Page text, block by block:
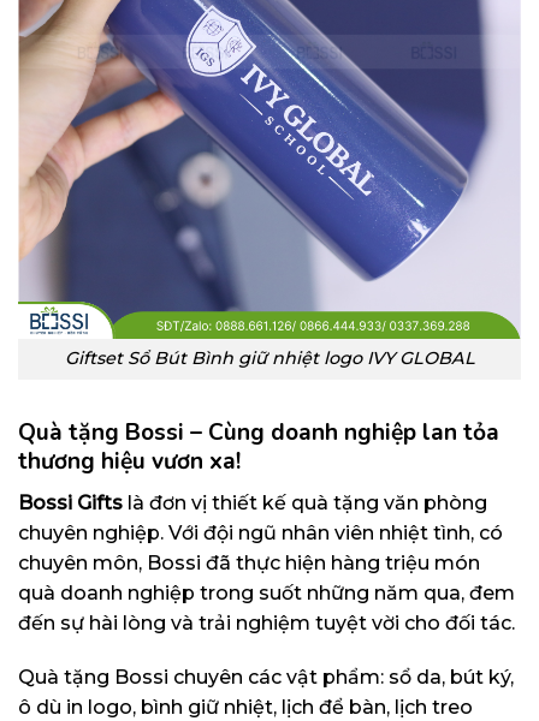
Giftset Sổ Bút Bình giữ nhiệt logo IVY GLOBAL
Quà tặng Bossi – Cùng doanh nghiệp lan tỏa
thương hiệu vươn xa!
Bossi Gifts là đơn vị thiết kế quà tặng văn phòng
chuyên nghiệp. Với đội ngũ nhân viên nhiệt tình, có
chuyên môn, Bossi đã thực hiện hàng triệu món
quà doanh nghiệp trong suốt những năm qua, đem
đến sự hài lòng và trải nghiệm tuyệt vời cho đối tác.
Quà tặng Bossi chuyên các vật phẩm: sổ da, bút ký,
ô dù in logo, bình giữ nhiệt, lịch để bàn, lịch treo